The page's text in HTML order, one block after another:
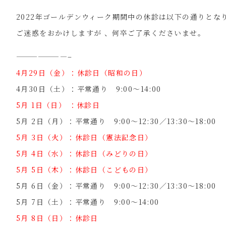
2022年ゴールデンウィーク期間中の休診は以下の通りとな
ご迷惑をおかけしますが 、何卒ご了承くださいませ。
———————–
4月29日（金）：休診日（昭和の日）
4月30日（土）：平常通り 9:00～14:00
5月 1日（日） ：休診日
5月 2日（月）：平常通り 9:00～12:30／13:30～18:00
5月 3日（火）：休診日（憲法記念日）
5月 4日（水）：休診日（みどりの日）
5月 5日（木）：休診日（こどもの日）
5月 6日（金）： 平常通り 9:00～12:30／13:30～18:00
5月 7日（土）： 平常通り 9:00～14:00
5月 8日（日）：休診日